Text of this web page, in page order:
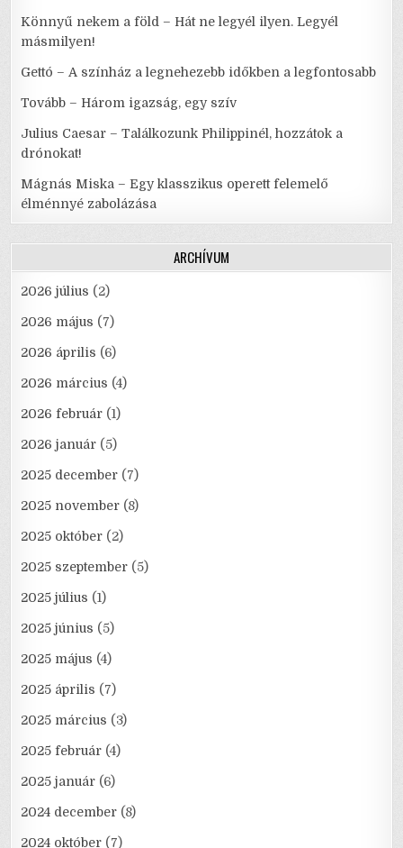
Könnyű nekem a föld – Hát ne legyél ilyen. Legyél
másmilyen!
Gettó – A színház a legnehezebb időkben a legfontosabb
Tovább – Három igazság, egy szív
Julius Caesar – Találkozunk Philippinél, hozzátok a
drónokat!
Mágnás Miska – Egy klasszikus operett felemelő
élménnyé zabolázása
ARCHÍVUM
2026 július (2)
2026 május (7)
2026 április (6)
2026 március (4)
2026 február (1)
2026 január (5)
2025 december (7)
2025 november (8)
2025 október (2)
2025 szeptember (5)
2025 július (1)
2025 június (5)
2025 május (4)
2025 április (7)
2025 március (3)
2025 február (4)
2025 január (6)
2024 december (8)
2024 október (7)